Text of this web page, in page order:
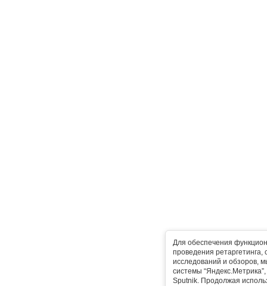
Для обеспечения
проведения ретаргетинга,
исследований и обзоров,
системы
Sputnik. Продолжая